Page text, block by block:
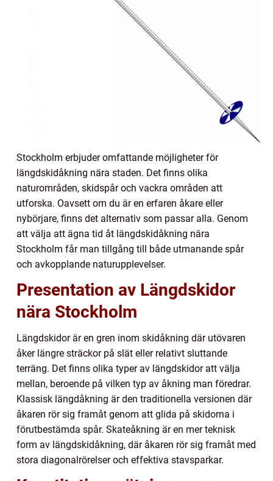
Stockholm erbjuder omfattande möjligheter för
längdskidåkning nära staden. Det finns olika
naturområden, skidspår och vackra områden att
utforska. Oavsett om du är en erfaren åkare eller
nybörjare, finns det alternativ som passar alla. Genom
att välja att ägna tid åt längdskidåkning nära
Stockholm får man tillgång till både utmanande spår
och avkopplande naturupplevelser.
Presentation av Längdskidor
nära Stockholm
Längdskidor är en gren inom skidåkning där utövaren
åker längre sträckor på slät eller relativt sluttande
terräng. Det finns olika typer av längdskidor att välja
mellan, beroende på vilken typ av åkning man föredrar.
Klassisk längdåkning är den traditionella versionen där
åkaren rör sig framåt genom att glida på skidorna i
förutbestämda spår. Skateåkning är en mer teknisk
form av längdskidåkning, där åkaren rör sig framåt med
stora diagonalrörelser och effektiva stavsparkar.